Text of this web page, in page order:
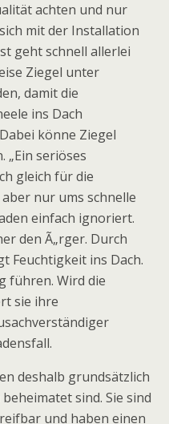
achten und nur
mit der Installation
geht schnell allerlei
Ziegel unter
damit die
ins Dach
könne Ziegel
„Ein seriöses
gleich für die
nur ums schnelle
einfach ignoriert.
den Ã„rger. Durch
Feuchtigkeit ins Dach.
führen. Wird die
sie ihre
deshalb grundsätzlich
sind. Sie sind
und haben einen